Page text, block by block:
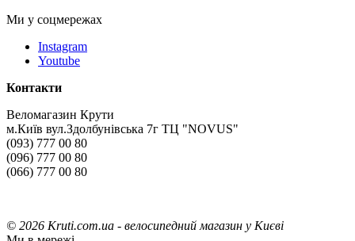
Ми у соцмережах
Instagram
Youtube
Контакти
Веломагазин Крути
м.Київ вул.Здолбунівська 7г ТЦ "NOVUS"
(093) 777 00 80
(096) 777 00 80
(066) 777 00 80
© 2026 Kruti.com.ua - велосипедний магазин у Києві